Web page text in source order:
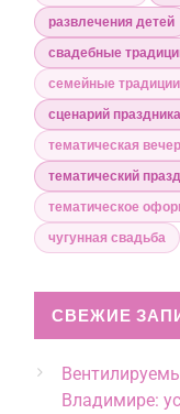
развлечения детей
свадебные
семейные традиции
сценарий праздника
тематическая
тематический
тематическое
чугунная свадьба
СВЕЖИЕ
Владимире: